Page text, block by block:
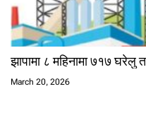
झापामा ८ महिनामा ७१७ घरेलु
March 20, 2026